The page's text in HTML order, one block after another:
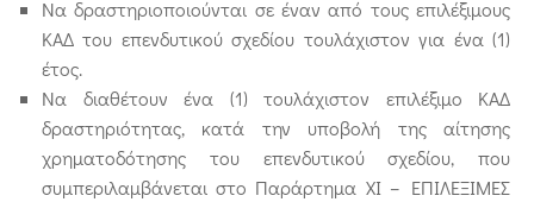
Να δραστηριοποιούνται σε έναν από τους επιλέξιμους
ΚΑΔ του επενδυτικού σχεδίου τουλάχιστον για ένα (1)
έτος.
Να διαθέτουν ένα (1) τουλάχιστον επιλέξιμο ΚΑΔ
δραστηριότητας, κατά την υποβολή της αίτησης
χρηματοδότησης του επενδυτικού σχεδίου, που
συμπεριλαμβάνεται στο Παράρτημα XI – EΠΙΛΕΞΙΜΕΣ